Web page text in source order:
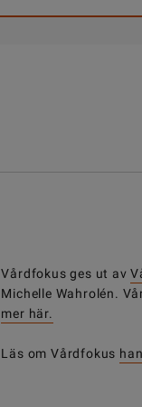
Vårdfokus ges ut av
Michelle Wahrolén.
mer här.
Läs om Vårdfokus